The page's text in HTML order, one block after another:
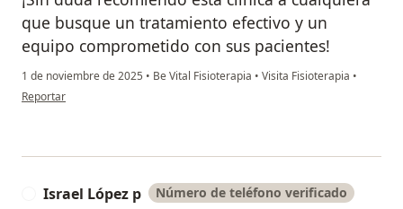
que busque un tratamiento efectivo y un
equipo comprometido con sus pacientes!
1 de noviembre de 2025 • Be Vital Fisioterapia • Visita Fisioterapia •
en opinión del usuario Desiree L. Fragoso
Reportar
Israel López p Número de teléfono verificado